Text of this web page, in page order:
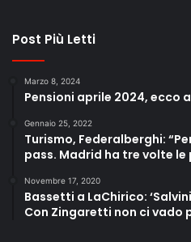
Post Più Letti
Marzo 8, 2024
Pensioni aprile 2024, ecco
Gennaio 25, 2022
Turismo, Federalberghi:
pass. Madrid ha tre volte le
Novembre 17, 2020
Bassetti a LaChirico:
Con Zingaretti non ci vado